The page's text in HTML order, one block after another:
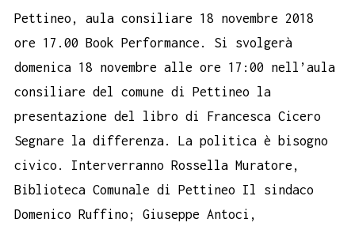
Pettineo, aula consiliare 18 novembre 2018
ore 17.00 Book Performance. Si svolgerà
domenica 18 novembre alle ore 17:00 nell’aula
consiliare del comune di Pettineo la
presentazione del libro di Francesca Cicero
Segnare la differenza. La politica è bisogno
civico. Interverranno Rossella Muratore,
Biblioteca Comunale di Pettineo Il sindaco
Domenico Ruffino; Giuseppe Antoci,